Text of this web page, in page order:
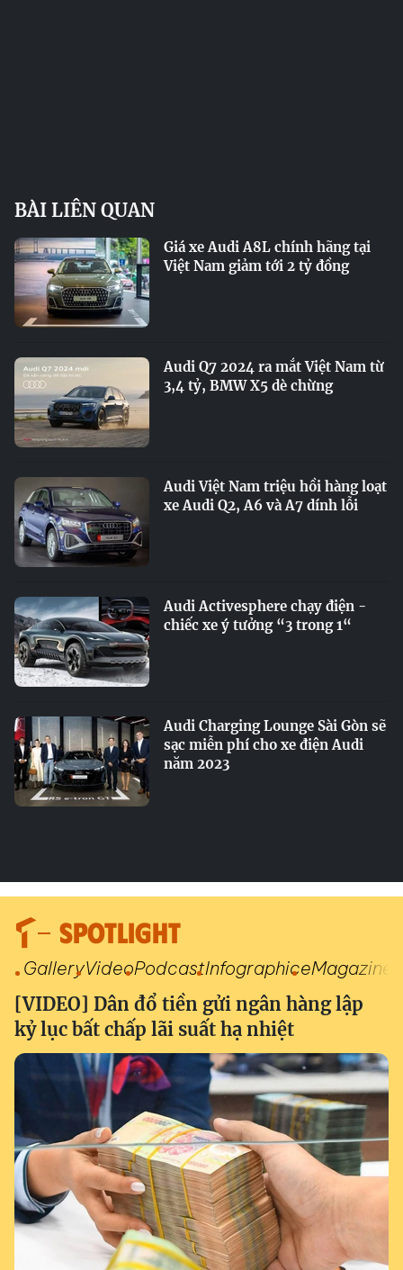
BÀI LIÊN QUAN
Giá xe Audi A8L chính hãng tại
Việt Nam giảm tới 2 tỷ đồng
Audi Q7 2024 ra mắt Việt Nam từ
3,4 tỷ, BMW X5 dè chừng
Audi Việt Nam triệu hồi hàng loạt
xe Audi Q2, A6 và A7 dính lỗi
Audi Activesphere chạy điện -
chiếc xe ý tưởng “3 trong 1“
Audi Charging Lounge Sài Gòn sẽ
sạc miễn phí cho xe điện Audi
năm 2023
SPOTLIGHT
GalleryVideoPodcastInfographiceMagazine
[VIDEO] Dân đổ tiền gửi ngân hàng lập
kỷ lục bất chấp lãi suất hạ nhiệt